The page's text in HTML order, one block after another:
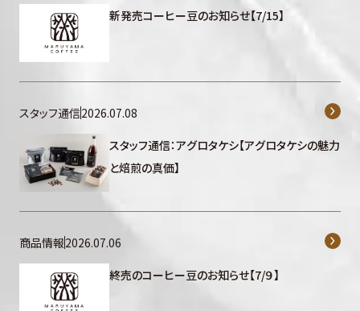
新発売コーヒー豆のお知らせ【7/15】
スタッフ通信2026.07.08
スタッフ通信：アグロタケシ【アグロタケシの魅力
と焙煎の真価】
商品情報2026.07.06
終売のコーヒー豆のお知らせ【7/９】